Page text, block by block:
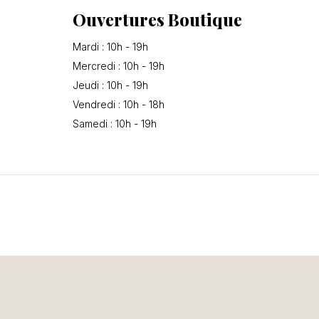
Ouvertures Boutique
Mardi : 10h - 19h
Mercredi : 10h - 19h
Jeudi : 10h - 19h
Vendredi : 10h - 18h
Samedi : 10h - 19h